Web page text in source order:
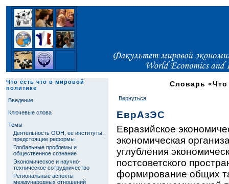
Что есть что в мировой
политике
Введение
Ключевые слова
Темы
Деятельность ООН, ее институты,
предстоящие реформы
Глобальные проблемы и
общественное сознание
Экономическое и научно-
техническое сотрудничество
Региональные аспекты
международных отношений
Словарь «Что
Вернуться
ЕврАзЭС
Евразийское
экономическая
углубления
постсоветского
формирование общих